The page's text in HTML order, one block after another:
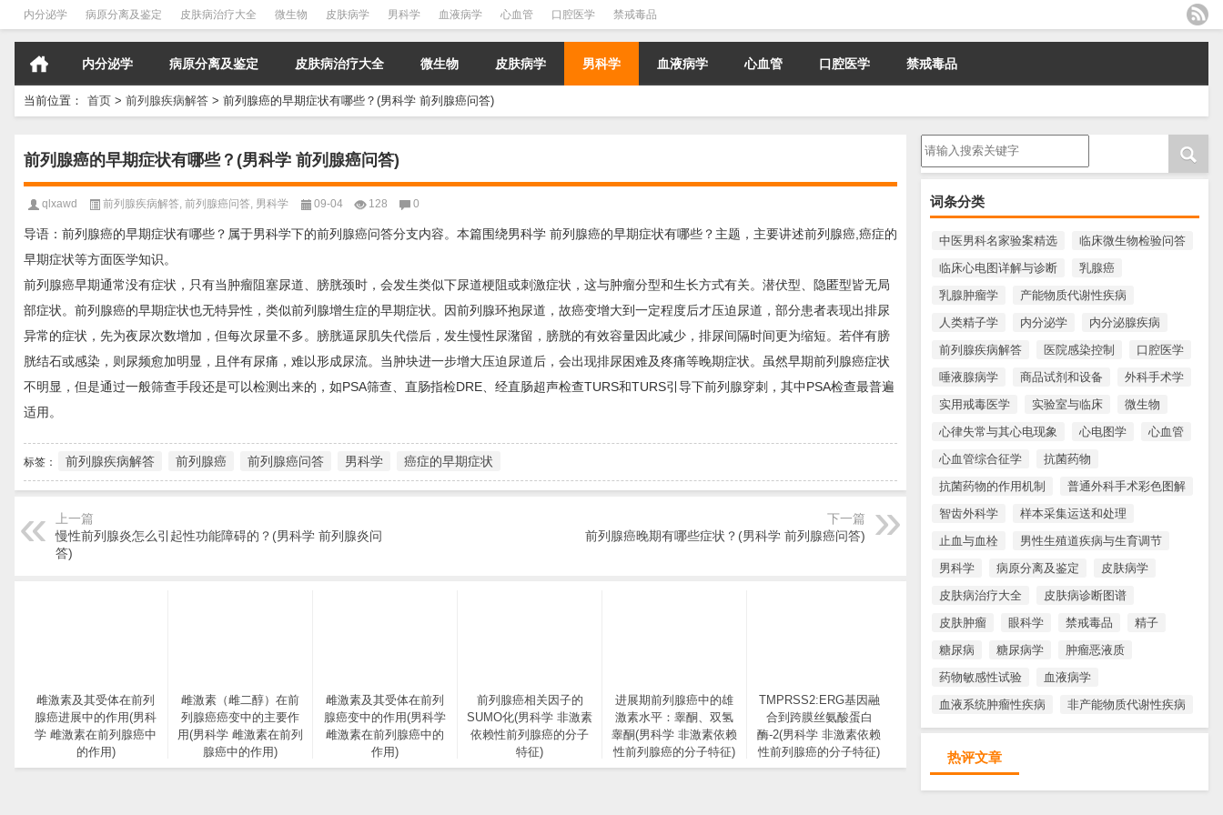
内分泌学 病原分离及鉴定 皮肤病治疗大全 微生物 皮肤病学 男科学 血液病学 心血管 口腔医学 禁戒毒品
内分泌学 病原分离及鉴定 皮肤病治疗大全 微生物 皮肤病学 男科学 血液病学 心血管 口腔医学 禁戒毒品
当前位置： 首页 > 前列腺疾病解答 > 前列腺癌的早期症状有哪些？(男科学 前列腺癌问答)
词条分类
中医男科名家验案精选
临床微生物检验问答
临床心电图详解与诊断
乳腺癌
乳腺肿瘤学
产能物质代谢性疾病
人类精子学
内分泌学
内分泌腺疾病
前列腺疾病解答
医院感染控制
口腔医学
唾液腺病学
商品试剂和设备
外科手术学
实用戒毒医学
实验室与临床
微生物
心律失常与其心电现象
心电图学
心血管
心血管综合征学
抗菌药物
抗菌药物的作用机制
普通外科手术彩色图解
智齿外科学
样本采集运送和处理
止血与血栓
男性生殖道疾病与生育调节
男科学
病原分离及鉴定
皮肤病学
皮肤病治疗大全
皮肤病诊断图谱
皮肤肿瘤
眼科学 禁戒毒品
精子
糖尿病
糖尿病学
肿瘤恶液质
药物敏感性试验
血液病学
血液系统肿瘤性疾病
非产能物质代谢性疾病
热评文章
前列腺癌的早期症状有哪些？(男科学 前列腺癌问答)
qlxawd 前列腺疾病解答, 前列腺癌问答, 男科学 09-04 128 0
导语：前列腺癌的早期症状有哪些？属于男科学下的前列腺癌问答分支内容。本篇围绕男科学 前列腺癌的早期症状有哪些？主题，主要讲述前列腺癌,癌症的
早期症状等方面医学知识。
前列腺癌早期通常没有症状，只有当肿瘤阻塞尿道、膀胱颈时，会发生类似下尿道梗阻或刺激症状，这与肿瘤分型和生长方式有关。潜伏型、隐匿型皆无局
部症状。前列腺癌的早期症状也无特异性，类似前列腺增生症的早期症状。因前列腺环抱尿道，故癌变增大到一定程度后才压迫尿道，部分患者表现出排尿
异常的症状，先为夜尿次数增加，但每次尿量不多。膀胱逼尿肌失代偿后，发生慢性尿潴留，膀胱的有效容量因此减少，排尿间隔时间更为缩短。若伴有膀
胱结石或感染，则尿频愈加明显，且伴有尿痛，难以形成尿流。当肿块进一步增大压迫尿道后，会出现排尿困难及疼痛等晚期症状。虽然早期前列腺癌症状
不明显，但是通过一般筛查手段还是可以检测出来的，如PSA筛查、直肠指检DRE、经直肠超声检查TURS和TURS引导下前列腺穿刺，其中PSA检查最普遍
适用。
标签： 前列腺疾病解答 前列腺癌 前列腺癌问答 男科学 癌症的早期症状
上一篇
慢性前列腺炎怎么引起性功能障碍的？(男科学 前列腺炎问
答)
下一篇
前列腺癌晚期有哪些症状？(男科学 前列腺癌问答)
雌激素及其受体在前列
腺癌进展中的作用(男科
学 雌激素在前列腺癌中
的作用)
雌激素（雌二醇）在前
列腺癌癌变中的主要作
用(男科学 雌激素在前列
腺癌中的作用)
雌激素及其受体在前列
腺癌变中的作用(男科学
雌激素在前列腺癌中的
作用)
前列腺癌相关因子的
SUMO化(男科学 非激素
依赖性前列腺癌的分子
特征)
进展期前列腺癌中的雄
激素水平：睾酮、双氢
睾酮(男科学 非激素依赖
性前列腺癌的分子特征)
TMPRSS2:ERG基因融
合到跨膜丝氨酸蛋白
酶-2(男科学 非激素依赖
性前列腺癌的分子特征)